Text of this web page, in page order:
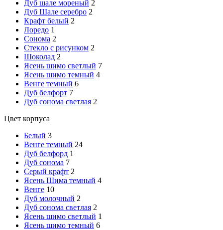
Дуб шале мореный 2
Дуб Шале серебро 2
Крафт белый 2
Лоредо 1
Сонома 2
Стекло с рисунком 2
Шоколад 2
Ясень шимо светлый 7
Ясень шимо темный 4
Венге темный 6
Дуб белфорт 7
Дуб сонома светлая 2
Цвет корпуса
Белый 3
Венге темный 24
Дуб белфорд 1
Дуб сонома 7
Серый крафт 2
Ясень Шима темный 4
Венге 10
Дуб молочный 2
Дуб сонома светлая 2
Ясень шимо светлый 1
Ясень шимо темный 6